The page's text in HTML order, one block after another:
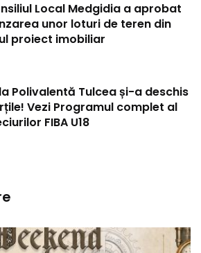
Local Medgidia a aprobat
unor loturi de teren din
proiect imobiliar
Polivalentă Tulcea și-a deschis
Vezi Programul complet al
FIBA U18